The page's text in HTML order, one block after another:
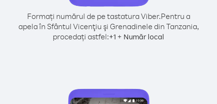
Formați numărul de pe tastatura Viber.Pentru a
apela în Sfântul Vicenţiu şi Grenadinele din Tanzania,
procedați astfel:+1 + Număr local